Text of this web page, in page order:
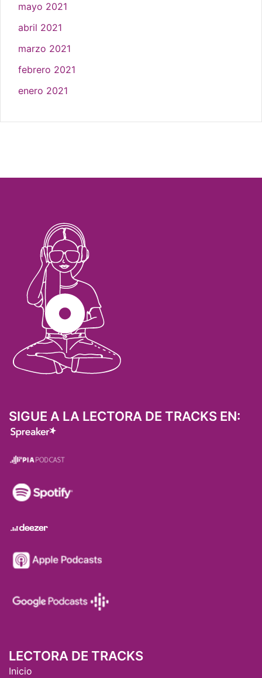
mayo 2021
abril 2021
marzo 2021
febrero 2021
enero 2021
SIGUE A LA LECTORA DE TRACKS EN:
LECTORA DE TRACKS
Inicio